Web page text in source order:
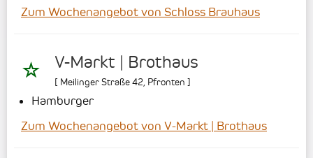
Zum Wochenangebot von Schloss Brauhaus
V-Markt | Brothaus
[ Meilinger Straße 42, Pfronten ]
Hamburger
Zum Wochenangebot von V-Markt | Brothaus